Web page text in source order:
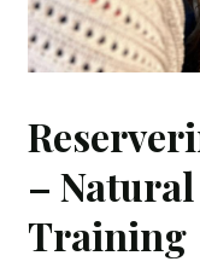
–
Training